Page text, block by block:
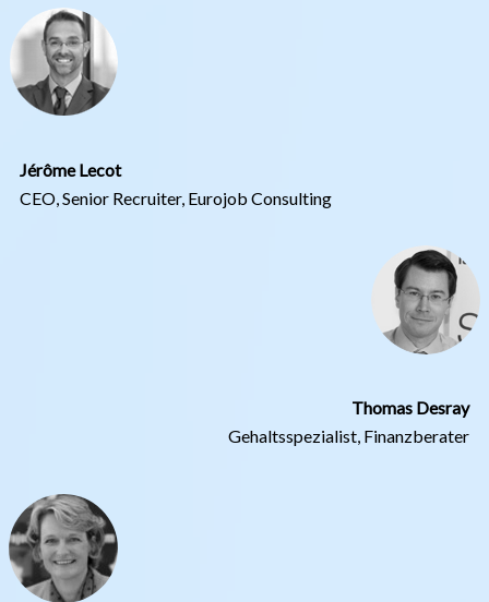
Jérôme Lecot
CEO, Senior Recruiter, Eurojob Consulting
Thomas Desray
Gehaltsspezialist, Finanzberater